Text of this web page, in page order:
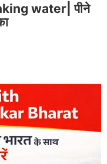
water| पीने